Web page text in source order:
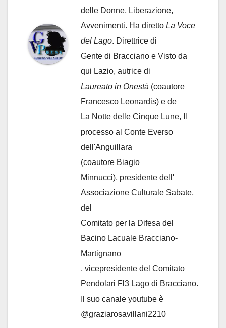
delle Donne, Liberazione,
Avvenimenti. Ha diretto La Voce
del Lago. Direttrice di
Gente di Bracciano e Visto da
qui Lazio, autrice di
Laureato in Onestà (coautore
Francesco Leonardis) e de
La Notte delle Cinque Lune, Il
processo al Conte Everso
dell'Anguillara
(coautore Biagio
Minnucci), presidente dell'
Associazione Culturale Sabate,
del
Comitato per la Difesa del
Bacino Lacuale Bracciano-
Martignano
, vicepresidente del Comitato
Pendolari Fl3 Lago di Bracciano.
Il suo canale youtube è
@graziarosavillani2210